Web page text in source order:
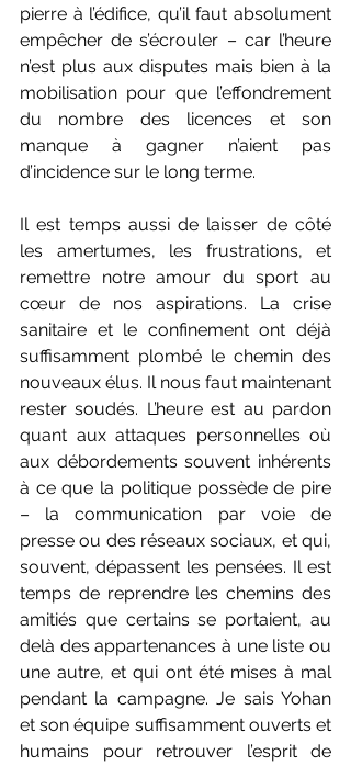
pierre à l’édifice, qu’il faut absolument
empêcher de s’écrouler – car l’heure
n’est plus aux disputes mais bien à la
mobilisation pour que l’effondrement
du nombre des licences et son
manque à gagner n’aient pas
d’incidence sur le long terme.
Il est temps aussi de laisser de côté
les amertumes, les frustrations, et
remettre notre amour du sport au
cœur de nos aspirations. La crise
sanitaire et le confinement ont déjà
suffisamment plombé le chemin des
nouveaux élus. Il nous faut maintenant
rester soudés. L’heure est au pardon
quant aux attaques personnelles où
aux débordements souvent inhérents
à ce que la politique possède de pire
– la communication par voie de
presse ou des réseaux sociaux, et qui,
souvent, dépassent les pensées. Il est
temps de reprendre les chemins des
amitiés que certains se portaient, au
delà des appartenances à une liste ou
une autre, et qui ont été mises à mal
pendant la campagne. Je sais Yohan
et son équipe suffisamment ouverts et
humains pour retrouver l’esprit de